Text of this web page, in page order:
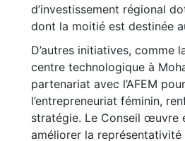
d’investissement régional
dont la moitié est destinée
D’autres initiatives, comme
centre technologique à
partenariat avec l’AFEM
l’entrepreneuriat féminin,
stratégie. Le Conseil œuvre
améliorer la représentativité